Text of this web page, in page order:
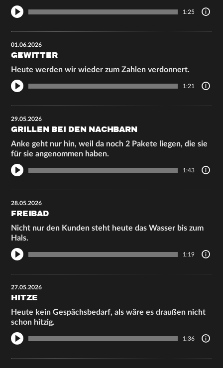
1:25
01.06.2026
GEWITTER
Heute werden wir wieder zum Zahlen verdonnert.
1:21
29.05.2026
GRILLEN BEI DEN NACHBARN
Anke geht nur hin, weil da noch 2 Pakete liegen, die sie
für sie angenommen haben.
1:43
28.05.2026
FREIBAD
Nicht nur den Kunden steht heute das Wasser bis zum
Hals.
1:19
27.05.2026
HITZE
Heute kein Gespächsbedarf, als wäre es draußen nicht
schon hitzig.
1:36